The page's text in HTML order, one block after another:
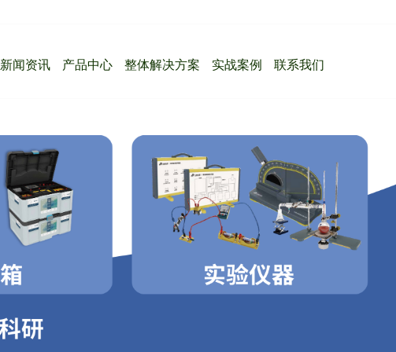
新闻资讯 产品中心 整体解决方案 实战案例 联系我们